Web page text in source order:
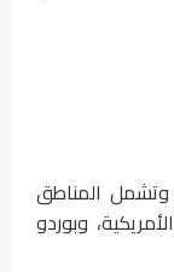
وتشمل المناطق
وبوردو